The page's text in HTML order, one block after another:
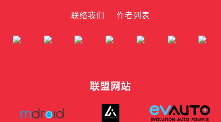
联络我们
作者列表
联盟网站